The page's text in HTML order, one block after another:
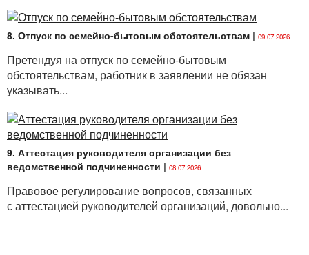
8. Отпуск по семейно-бытовым обстоятельствам | 09.07.2026
Претендуя на отпуск по семейно-бытовым
обстоятельствам, работник в заявлении не обязан
указывать...
9. Аттестация руководителя организации без
ведомственной подчиненности | 08.07.2026
Правовое регулирование вопросов, связанных
с аттестацией руководителей организаций, довольно...